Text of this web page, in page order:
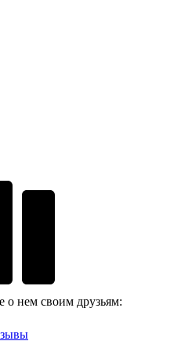
о нем своим друзьям: